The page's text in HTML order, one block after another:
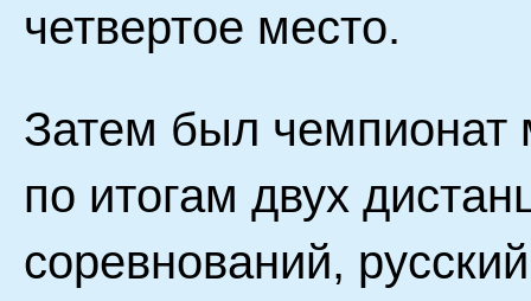
четвертое место.
Затем был чемпионат
по итогам двух
соревнований,